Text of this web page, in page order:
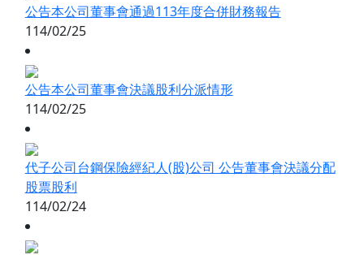
公告本公司董事會通過113年度合併財務報告
114/02/25
公告本公司董事會決議股利分派情形
114/02/25
代子公司台鋼保險經紀人(股)公司 公告董事會決議分配
股票股利
114/02/24